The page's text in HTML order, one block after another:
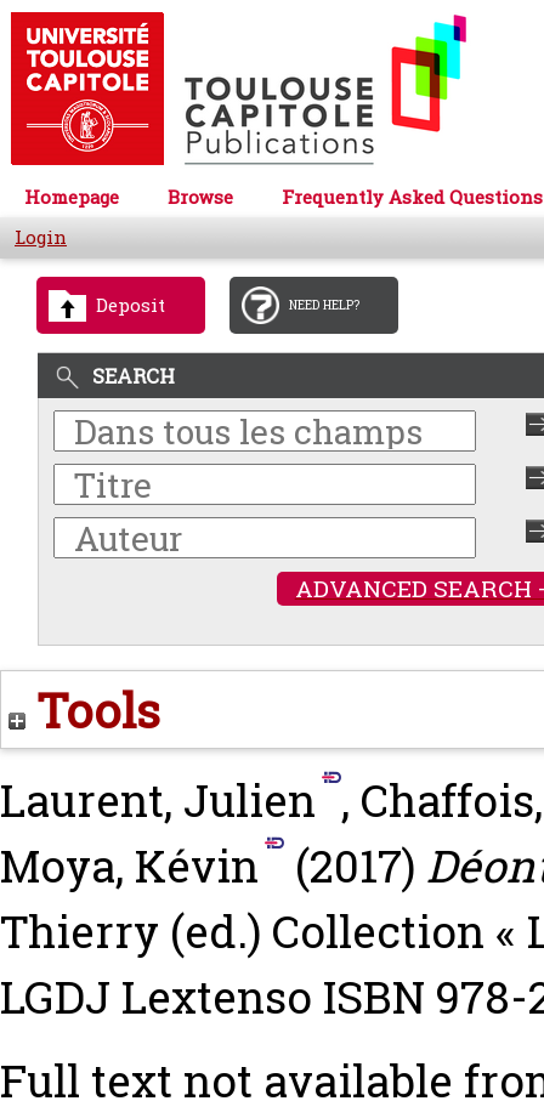
Homepage Browse
Frequently Asked Questions
Login
Deposit NEED HELP?
SEARCH
ADVANCED SEARCH
Tools
Laurent, Julien ,
Moya, Kévin
(2017)
Thierry (ed.) Collection «
LGDJ Lextenso ISBN 978-
Full text not available